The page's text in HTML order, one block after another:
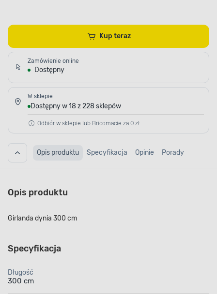
Kup teraz
Zamówienie online
Dostępny
W sklepie
Dostępny w 18 z 228 sklepów
Odbiór w sklepie lub Bricomacie za 0 zł
Opis produktu Specyfikacja Opinie Porady
Opis produktu
Girlanda dynia 300 cm
Specyfikacja
Długość
300 cm